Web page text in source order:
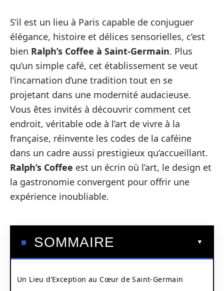
S’il est un lieu à Paris capable de conjuguer
élégance, histoire et délices sensorielles, c’est
bien Ralph’s Coffee à Saint-Germain. Plus
qu’un simple café, cet établissement se veut
l’incarnation d’une tradition tout en se
projetant dans une modernité audacieuse.
Vous êtes invités à découvrir comment cet
endroit, véritable ode à l’art de vivre à la
française, réinvente les codes de la caféine
dans un cadre aussi prestigieux qu’accueillant.
Ralph’s Coffee est un écrin où l’art, le design et
la gastronomie convergent pour offrir une
expérience inoubliable.
SOMMAIRE
Un Lieu d’Exception au Cœur de Saint-Germain